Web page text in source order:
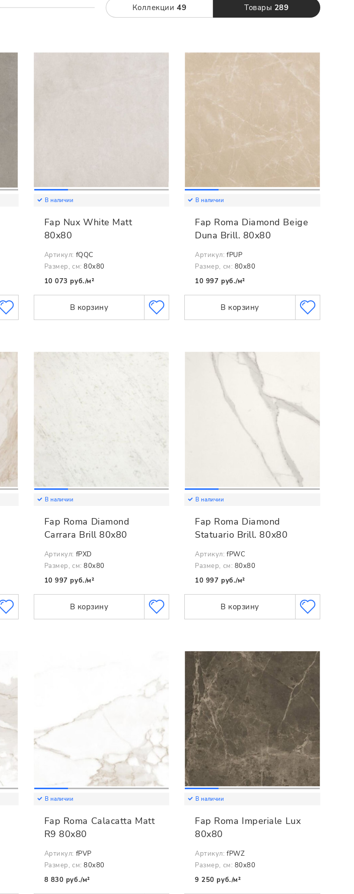
120 x 280
Коллекции 49 Товары 289
В наличии
Fap Nux White Matt
80x80
Артикул: fQQC
Размер, см: 80x80
10 073 руб./м²
В корзину
В наличии
Fap Roma Diamond Beige
Duna Brill. 80x80
Артикул: fPUP
Размер, см: 80x80
10 997 руб./м²
В корзину
В наличии
Fap Roma Diamond
Carrara Brill 80x80
Артикул: fPXD
Размер, см: 80x80
10 997 руб./м²
В корзину
В наличии
Fap Roma Diamond
Statuario Brill. 80x80
Артикул: fPWC
Размер, см: 80x80
10 997 руб./м²
В корзину
В наличии
Fap Roma Calacatta Matt
R9 80x80
Артикул: fPVP
Размер, см: 80x80
8 830 руб./м²
В наличии
Fap Roma Imperiale Lux
80x80
Артикул: fPWZ
Размер, см: 80x80
9 250 руб./м²